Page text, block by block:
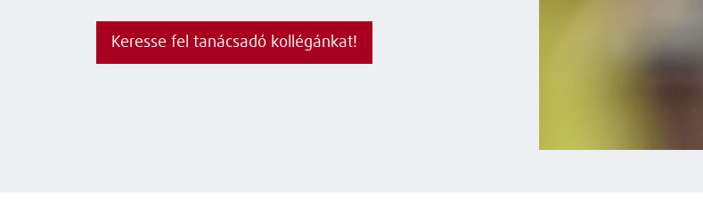
Keresse fel tanácsadó kollégánkat!